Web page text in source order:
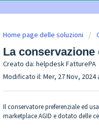
Home page delle soluzioni
La conservazione
Creato da: helpdesk FatturePA
Modificato il: Mer, 27 Nov, 2024
Il conservatore preferenziale ed
marketplace AGID e dotato delle